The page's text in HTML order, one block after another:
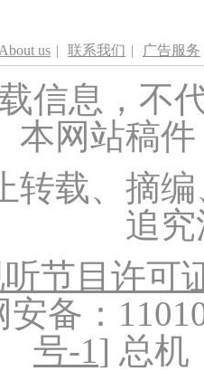
About us | 联系我们 | 广告服务
信息，不
本网站稿
转载、摘
追
节目许可
备：
号-1] 总机